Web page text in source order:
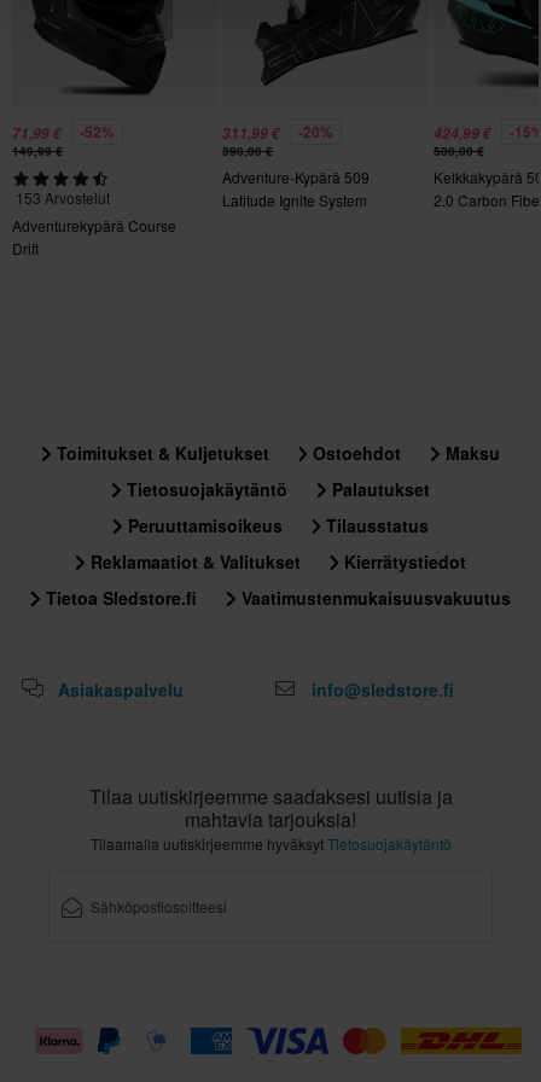
Beige, Musta
Tuotteen Paino
Kiertovoimasuoja
Ei mitään
Väri
311 x 393 x 306 mm
XL
305 x 390 x 285 mm
L
305 x 385 x 290 mm
Sertifiointistandardi
71,99 € -52%
149,99 €
153 Arvostelut
Adventurekypärä Course
Drift
311,99 € -20%
390,00 €
Adventure-Kypärä 509
Latitude Ignite System
424,99 € -
500,00 €
Kelkkakypärä
2.0 Carbon
Toimitukset & Kuljetukset Ostoehdot
Maksu
Tietosuojakäytäntö
Palautukset
Peruuttamisoikeus
Tilausstatus
Reklamaatiot & Valitukset
Kierrätystiedot
Tietoa Sledstore.fi
Vaatimustenmukaisuusvakuutus
Asiakaspalvelu info@sledstore.fi
Tilaa uutiskirjeemme saadaksesi uutisia ja
mahtavia tarjouksia!
Tilaamalla uutiskirjeemme hyväksytTietosuojakäytäntö